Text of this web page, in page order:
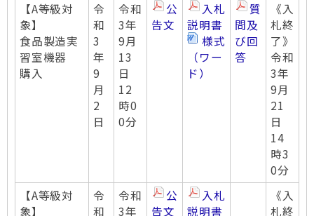
【A等級対
象】
食品製造実
習室機器
購入
令
和
3
年
9
月
2
日
令和
3年
9月
13
日
12
時0
0分
公
告文
入札
説明書
様式
（ワー
ド）
質
問及
び回
答
《入
札終
了》
令和
3年
9月
21
日
14
時3
0分
【A等級対
象】
令
和
令和
3年
公
告文
入札
説明書
《入
札終